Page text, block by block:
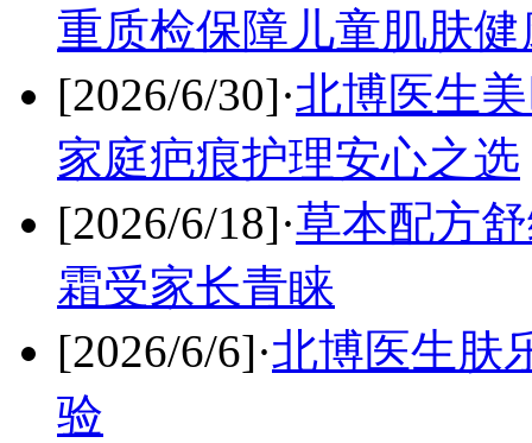
重质检保障儿童肌肤健
[2026/6/30]·北博医生
家庭疤痕护理安心之选
[2026/6/18]·草本配方
霜受家长青睐
[2026/6/6]·北博医生肤
验